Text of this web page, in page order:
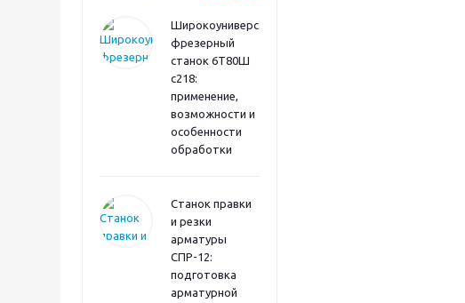
Широкоуниверсальный
фрезерный
станок 6Т80Ш
с218:
применение,
возможности и
особенности
обработки
Станок правки
и резки
арматуры
СПР-12:
подготовка
арматурной